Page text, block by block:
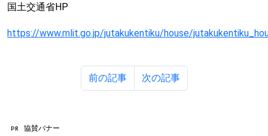
国土交通省HP
https://www.mlit.go.jp/jutakukentiku/house/
前の記事 次の記事
PR 協賛バナー